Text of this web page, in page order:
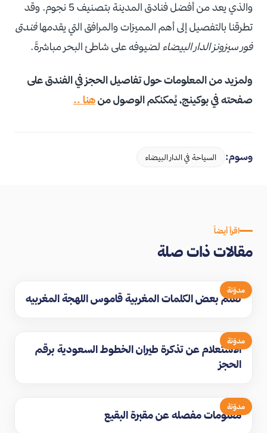
والذي يعد من أفضل فنادق المدينة بتصنيف 5 نجوم. وقد
تطرقنا بالتفصيل إلى أهم المميزات والمرافق التي يقدمهافندق
فور سيزونز الدار البيضاء لضيوفه على شاطئ البحر مباشرةً.
ولمزيد من المعلومات حول تفاصيل الحجز في الفندق على
صفحته في بوكينج، يُمكنكم الوصول منهنا ..
وسوم: السياحة في الدار البيضاء
اقرأ أيضاً
مقالات ذات صلة
مدوّنة
تعلم بعض الكلمات المغربية قاموس اللهجة المغربيه
مدوّنة
الاستعلام عن تذكرة طيران الخطوط السعودية برقم
الحجز
مدوّنة
معلومات مفصله عن مقبرة البقيع